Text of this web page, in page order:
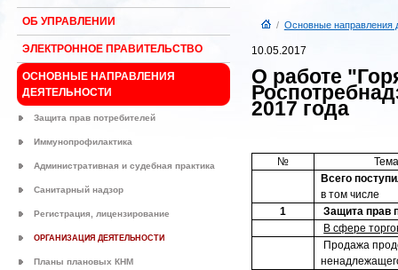
ОБ УПРАВЛЕНИИ
ЭЛЕКТРОННОЕ ПРАВИТЕЛЬСТВО
ОСНОВНЫЕ НАПРАВЛЕНИЯ
ДЕЯТЕЛЬНОСТИ
Защита прав потребителей
Иммунопрофилактика
Административная и судебная практика
Санитарный надзор
Регистрация, лицензирование
ОРГАНИЗАЦИЯ ДЕЯТЕЛЬНОСТИ
Планы плановых КНМ
/ Основные направления
10.05.2017
О работе
2017 года
№
Всего
в том числе
1
Защита прав
В сфере
Продажа